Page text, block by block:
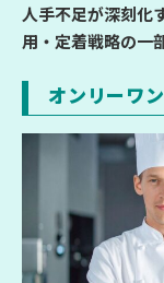
人手不足が深刻化
用・定着戦略の一
オンリーワ